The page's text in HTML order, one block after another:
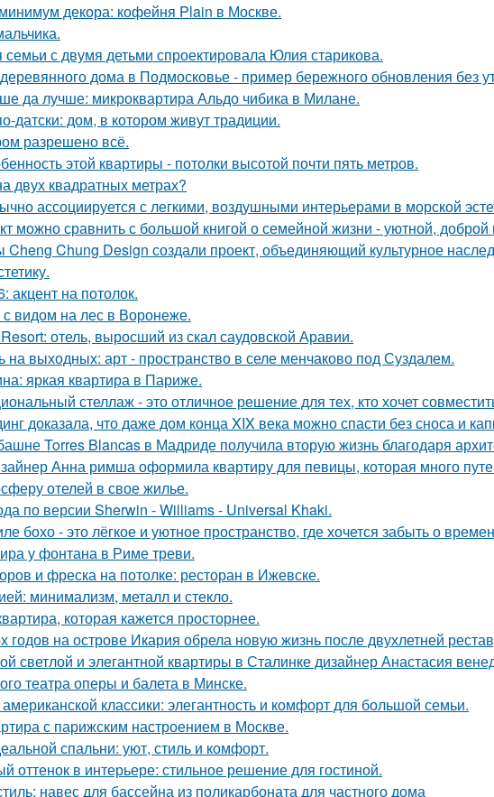
декора: кофейня Plain в Москве.
семьи с двумя детьми спроектировала Юлия старикова.
дома в Подмосковье - пример бережного обновления без
да лучше: микроквартира Альдо чибика в Милане.
датски: дом, в котором живут традиции.
разрешено всё.
этой квартиры - потолки высотой почти пять метров.
двух квадратных метрах?
ассоциируется с легкими, воздушными интерьерами в морской
можно сравнить с большой книгой о семейной жизни - уютной, доброй
Cheng Chung Design создали проект, объединяющий культурное
акцент на потолок.
видом на лес в Воронеже.
отель, выросший из скал саудовской Аравии.
на выходных: арт - пространство в селе менчаково под Суздалем.
яркая квартира в Париже.
стеллаж - это отличное решение для тех, кто хочет
доказала, что даже дом конца XIX века можно спасти без сноса и
Torres Blancas в Мадриде получила вторую жизнь благодаря
Анна римша оформила квартиру для певицы, которая много
отелей в свое жилье.
по версии Sherwin - Williams - Universal Khaki.
бохо - это лёгкое и уютное пространство, где хочется забыть о
у фонтана в Риме треви.
и фреска на потолке: ресторан в Ижевске.
минимализм, металл и стекло.
которая кажется просторнее.
годов на острове Икария обрела новую жизнь после двухлетней
светлой и элегантной квартиры в Сталинке дизайнер Анастасия
театра оперы и балета в Минске.
классики: элегантность и комфорт для большой семьи.
с парижским настроением в Москве.
спальни: уют, стиль и комфорт.
оттенок в интерьере: стильное решение для гостиной.
навес для бассейна из поликарбоната для частного дома